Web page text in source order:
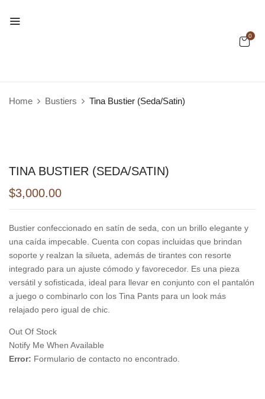
0
Home Bustiers Tina Bustier (Seda/Satin)
TINA BUSTIER (SEDA/SATIN)
$3,000.00
Bustier confeccionado en satín de seda, con un brillo elegante y
una caída impecable. Cuenta con copas incluidas que brindan
soporte y realzan la silueta, además de tirantes con resorte
integrado para un ajuste cómodo y favorecedor. Es una pieza
versátil y sofisticada, ideal para llevar en conjunto con el pantalón
a juego o combinarlo con los Tina Pants para un look más
relajado pero igual de chic.
Out Of Stock
Notify Me When Available
Error: Formulario de contacto no encontrado.